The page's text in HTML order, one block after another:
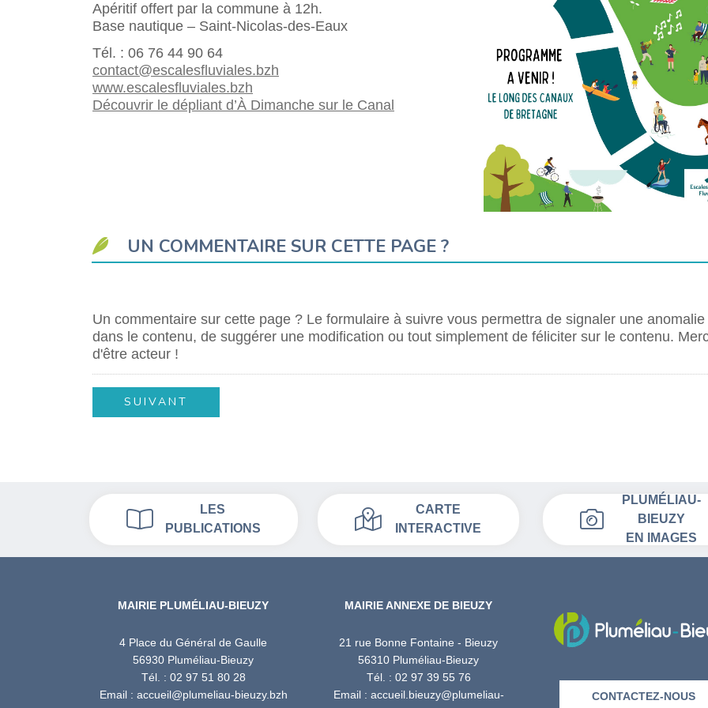
Apéritif offert par la commune à 12h.
Base nautique – Saint-Nicolas-des-Eaux
Tél. : 06 76 44 90 64
contact@escalesfluviales.bzh
www.escalesfluviales.bzh
Découvrir le dépliant d’À Dimanche sur le Canal
UN COMMENTAIRE SUR CETTE PAGE ?
Un commentaire sur cette page ? Le formulaire à suivre vous permettra de signaler une anomalie
dans le contenu, de suggérer une modification ou tout simplement de féliciter sur le contenu.
d'être acteur !
LES
PUBLICATIONS
CARTE
INTERACTIVE
PLUMÉLIAU-
BIEUZY
EN IMAGES
MAIRIE PLUMÉLIAU-BIEUZY
4 Place du Général de Gaulle
56930 Pluméliau-Bieuzy
Tél. : 02 97 51 80 28
Email : accueil@plumeliau-bieuzy.bzh
MAIRIE ANNEXE DE BIEUZY
21 rue Bonne Fontaine - Bieuzy
56310 Pluméliau-Bieuzy
Tél. : 02 97 39 55 76
Email : accueil.bieuzy@plumeliau-
CONTACTEZ-NOUS